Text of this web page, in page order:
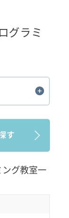
グラミ
ング教室一